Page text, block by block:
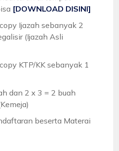
[DOWNLOAD DISINI]
Ijazah sebanyak 2
(Ijazah Asli
KTP/KK sebanyak 1
dan 2 x 3 = 2 buah
beserta Materai